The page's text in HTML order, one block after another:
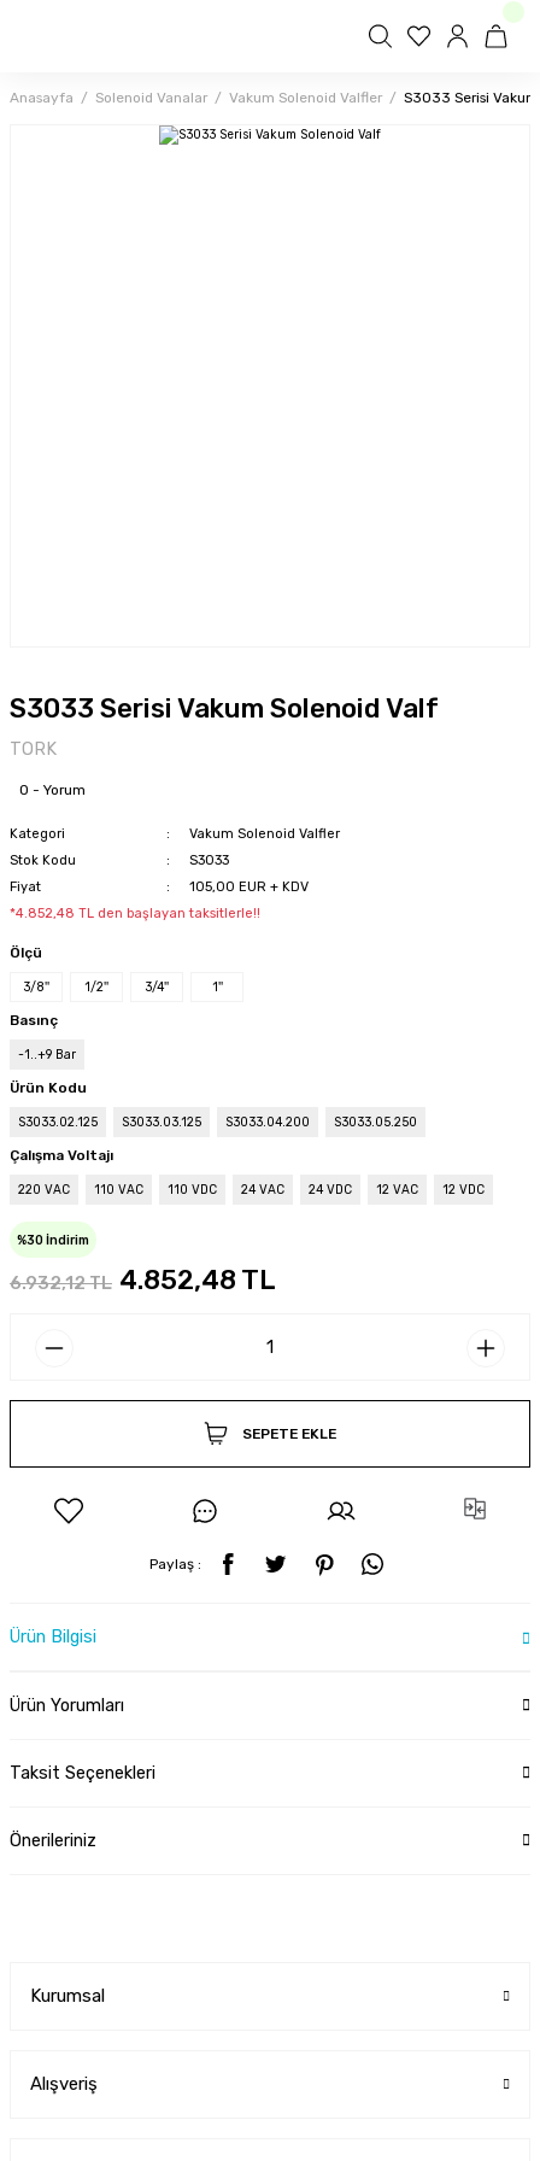
Anasayfa Solenoid Vanalar Vakum Solenoid Valfler S3033 Serisi
S3033 Serisi Vakum Solenoid Valf
TORK
0 - Yorum
Kategori
Vakum Solenoid Valfler
Stok Kodu
S3033
Fiyat
105,00 EUR + KDV
*4.852,48 TL den başlayan taksitlerle!!
Ölçü
3/8'' 1/2'' 3/4'' 1''
Basınç
-1..+9 Bar
Ürün Kodu
S3033.02.125 S3033.03.125 S3033.04.200 S3033.05.250
Çalışma Voltajı
220 VAC 110 VAC 110 VDC 24 VAC 24 VDC 12 VAC 12 VDC
%30 İndirim
6.932,12 TL 4.852,48 TL
SEPETE EKLE
Paylaş :
Ürün Bilgisi
Ürün Yorumları
Taksit Seçenekleri
Önerileriniz
Kurumsal
Alışveriş